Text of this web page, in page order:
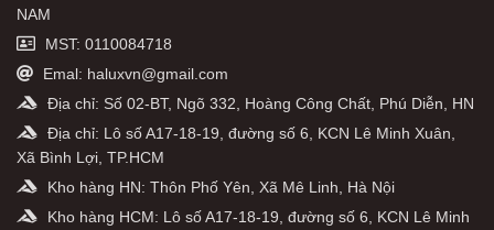
NAM
MST: 0110084718
Emal: haluxvn@gmail.com
Địa chỉ: Số 02-BT, Ngõ 332, Hoàng Công Chất, Phú Diễn, HN
Địa chỉ: Lô số A17-18-19, đường số 6, KCN Lê Minh Xuân,
Xã Bình Lợi, TP.HCM
Kho hàng HN: Thôn Phố Yên, Xã Mê Linh, Hà Nội
Kho hàng HCM: Lô số A17-18-19, đường số 6, KCN Lê Minh